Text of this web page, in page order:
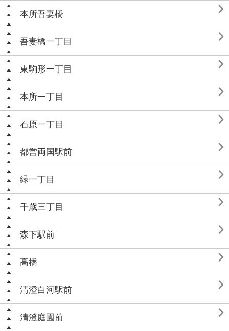
本所吾妻橋 
吾妻橋一丁目 
東駒形一丁目 
本所一丁目 
石原一丁目 
都営両国駅前 
緑一丁目 
千歳三丁目 
森下駅前 
高橋 
清澄白河駅前 
清澄庭園前 